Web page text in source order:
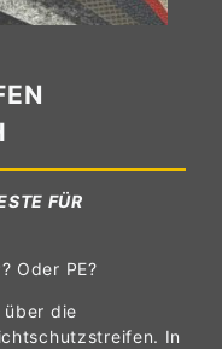
FÜR
Oder PE?
über die
In